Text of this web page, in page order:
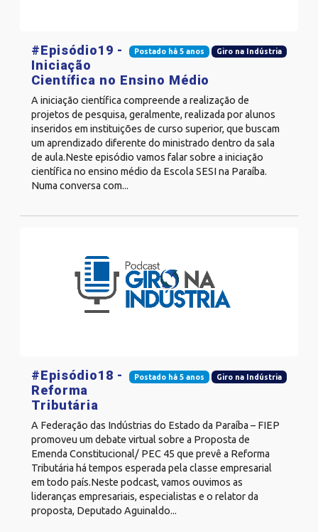
Postado há 5 anos Giro na Indústria
#Episódio19 -
Iniciação
Científica no Ensino Médio
A iniciação científica compreende a realização de
projetos de pesquisa, geralmente, realizada por alunos
inseridos em instituições de curso superior, que buscam
um aprendizado diferente do ministrado dentro da sala
de aula.Neste episódio vamos falar sobre a iniciação
científica no ensino médio da Escola SESI na Paraíba.
Numa conversa com...
Postado há 5 anos Giro na Indústria
#Episódio18 -
Reforma
Tributária
A Federação das Indústrias do Estado da Paraíba – FIEP
promoveu um debate virtual sobre a Proposta de
Emenda Constitucional/ PEC 45 que prevê a Reforma
Tributária há tempos esperada pela classe empresarial
em todo país.Neste podcast, vamos ouvimos as
lideranças empresariais, especialistas e o relator da
proposta, Deputado Aguinaldo...